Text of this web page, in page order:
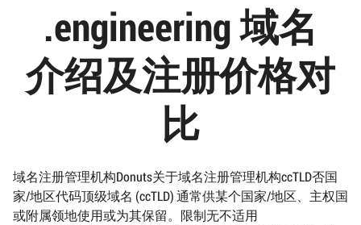
.engineering 域名
介绍及注册价格对
比
域名注册管理机构Donuts关于域名注册管理机构ccTLD否国
家/地区代码顶级域名 (ccTLD) 通常供某个国家/地区、主权国
或附属领地使用或为其保留。限制无不适用